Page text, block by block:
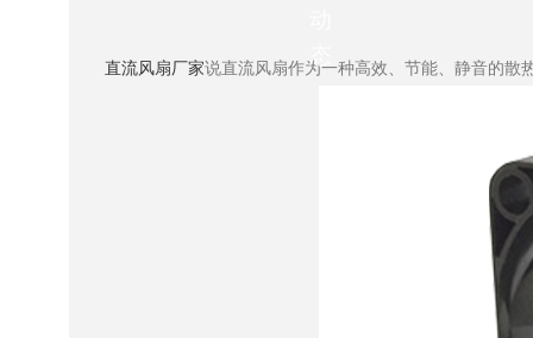
态
直流风扇厂家说直流风扇作为一种高效、节能、静音的